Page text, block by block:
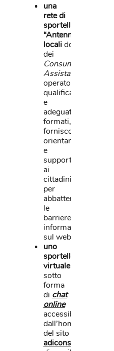
una
rete di
sportelli
“Antenna”
localidove
dei
Consumer
Assistant
operatori
qualificati
e
adeguatamente
formati,
forniscono
orientamento
e
supporto
ai
cittadini
per
abbattere
le
barriere
informative
sul web
uno
sportello
virtuale
sotto
forma
di chat
online
accessibile
dall’homepage
del sito
adiconsum.it